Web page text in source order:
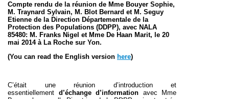
Compte rendu de la réunion de Mme Bouyer Sophie,
M. Traynard Sylvain, M. Blot Bernard et M. Seguy
Etienne de la Direction Départementale de la
Protection des Populations (DDPP), avec NALA
85480: M. Franks Nigel et Mme De Haan Marit, le 20
mai 2014 à La Roche sur Yon.
(You can read the English version here)
C’était une réunion d’introduction et
essentiellement d’échange d’information avec Mme